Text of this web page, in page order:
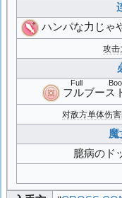
ハンパな力じゃ
攻击
フルブース
Full
对敌方单体伤害
魔
臆病のド